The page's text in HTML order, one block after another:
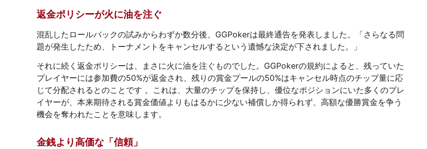
返金ポリシーが火に油を注ぐ
混乱したロールバックの試みからわずか数分後、GGPokerは最終通告を発表しました。「さらなる問
題が発生したため、トーナメントをキャンセルするという遺憾な決定が下されました。」
それに続く返金ポリシーは、まさに火に油を注ぐものでした。GGPokerの規約によると、残っていた
プレイヤーには参加費の50%が返金され、残りの賞金プールの50%はキャンセル時点のチップ量に応
じて分配されるとのことです 。これは、大量のチップを保持し、優位なポジションにいた多くのプレ
イヤーが、本来期待される賞金価値よりもはるかに少ない補償しか得られず、高額な優勝賞金を争う
機会を奪われたことを意味します。
金銭より高価な「信頼」